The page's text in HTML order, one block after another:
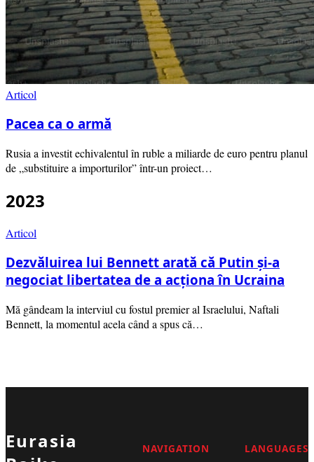
Articol
Pacea ca o armă
Rusia a investit echivalentul în ruble a miliarde de euro pentru planul
de „substituire a importurilor” într-un proiect…
2023
Articol
Dezvăluirea lui Bennett arată că Putin și-a
negociat libertatea de a acționa în Ucraina
Mă gândeam la interviul cu fostul premier al Israelului, Naftali
Bennett, la momentul acela când a spus că…
Eurasia
NAVIGATION LANGUAGES